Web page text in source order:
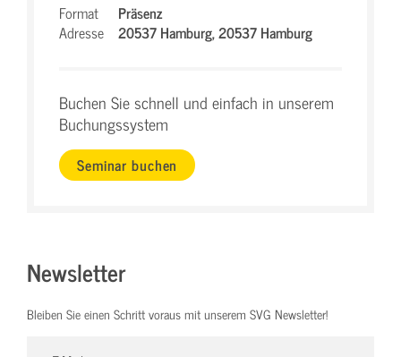
Format
Präsenz
Adresse
20537 Hamburg,20537 Hamburg
Buchen Sie schnell und einfach in unserem
Buchungssystem
Seminar buchen
Newsletter
Bleiben Sie einen Schritt voraus mit unserem SVG Newsletter!